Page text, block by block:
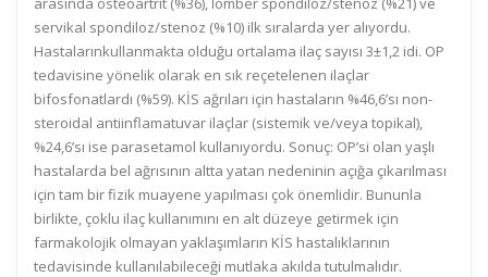
servikal spondiloz/stenoz (%10) ilk sıralarda yer alıyordu.
Hastalarınkullanmakta olduğu ortalama ilaç sayısı 3±1,2 idi. OP
tedavisine yönelik olarak en sık reçetelenen ilaçlar
bifosfonatlardı (%59). KİS ağrıları için hastaların %46,6’sı non-
steroidal antiinflamatuvar ilaçlar (sistemik ve/veya topikal),
%24,6’sı ise parasetamol kullanıyordu. Sonuç: OP’si olan yaşlı
hastalarda bel ağrısının altta yatan nedeninin açığa çıkarılması
için tam bir fizik muayene yapılması çok önemlidir. Bununla
birlikte, çoklu ilaç kullanımını en alt düzeye getirmek için
farmakolojik olmayan yaklaşımların KİS hastalıklarının
tedavisinde kullanılabileceği mutlaka akılda tutulmalıdır.